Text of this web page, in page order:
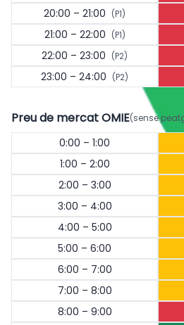
20:00 – 21:00 (P1)
21:00 – 22:00 (P1)
22:00 – 23:00 (P2)
23:00 – 24:00 (P2)
Preu de mercat OMIE(sense
0:00 – 1:00
1:00 – 2:00
2:00 – 3:00
3:00 – 4:00
4:00 – 5:00
5:00 – 6:00
6:00 – 7:00
7:00 – 8:00
8:00 – 9:00